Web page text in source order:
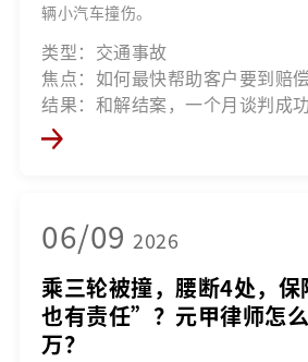
辆小汽车撞伤。
类型：交通事故
焦点：如何最快帮助客户要到赔
结果：和解结案，一个月谈判成
06/09 2026
乘三轮被撞，腰断4处，
也有责任”？元甲律师怎
万？